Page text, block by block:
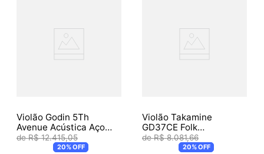
Violão Godin 5Th
Avenue Acústica Aço
Natural
R$ 12.415,05
20%OFF
Violão Takamine
GD37CE Folk
Eletroacústico Pearl
White + Bag
R$ 8.081,66
20%OFF